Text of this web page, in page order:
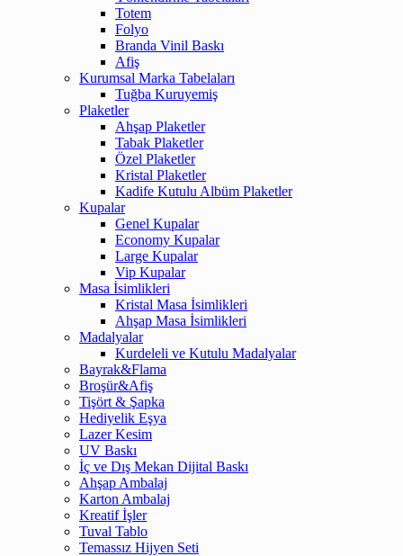
Totem
Folyo
Branda Vinil Baskı
Afiş
Kurumsal Marka Tabelaları
Tuğba Kuruyemiş
Plaketler
Ahşap Plaketler
Tabak Plaketler
Özel Plaketler
Kristal Plaketler
Kadife Kutulu Albüm Plaketler
Kupalar
Genel Kupalar
Economy Kupalar
Large Kupalar
Vip Kupalar
Masa İsimlikleri
Kristal Masa İsimlikleri
Ahşap Masa İsimlikleri
Madalyalar
Kurdeleli ve Kutulu Madalyalar
Bayrak&Flama
Broşür&Afiş
Tişört & Şapka
Hediyelik Eşya
Lazer Kesim
UV Baskı
İç ve Dış Mekan Dijital Baskı
Ahşap Ambalaj
Karton Ambalaj
Kreatif İşler
Tuval Tablo
Temassız Hijyen Seti